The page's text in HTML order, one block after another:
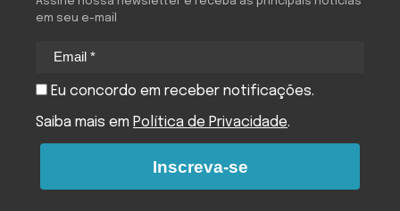
em seu e-mail
Eu concordo em receber notificações.
Saiba mais em Política de Privacidade.
Inscreva-se